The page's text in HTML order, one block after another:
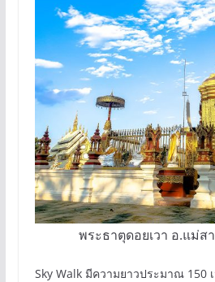
พระธาตุดอยเวา อ.แม่ส
Sky Walk มีความยาวประมาณ 150